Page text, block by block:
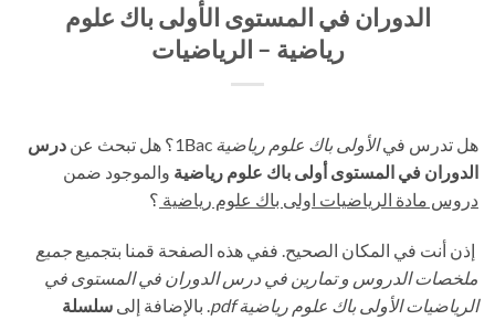
الدوران في المستوى الأولى باك علوم
رياضية – الرياضيات
هل تدرس فيالأولى باك علوم رياضية
درس
الدوران في المستوى أولى باك علوم رياضية والموجود ضمن
دروس مادة الرياضيات اولى باك علوم رياضية ؟
إذن أنت في المكان الصحيح. ففي هذه الصفحة قمنا بتجميع جميع
ملخصات الدروس و تمارين في درس الدوران في المستوى في
الرياضيات الأولى باك علوم رياضية pdf
. بالإضافة إلى سلسلة